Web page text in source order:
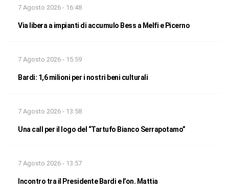
7 Agosto 2026 - 16:48
Via libera a impianti di accumulo Bess a Melfi e Picerno
7 Agosto 2026 - 15:59
Bardi: 1,6 milioni per i nostri beni culturali
7 Agosto 2026 - 13:58
Una call per il logo del “Tartufo Bianco Serrapotamo”
7 Agosto 2026 - 13:57
Incontro tra il Presidente Bardi e l’on. Mattia